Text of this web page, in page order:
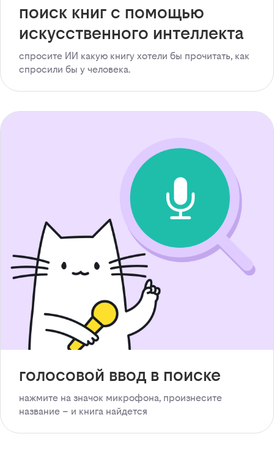
поиск книг с помощью
искусственного интеллекта
спросите ИИ какую книгу хотели бы прочитать, как
спросили бы у человека.
голосовой ввод в поиске
нажмите на значок микрофона, произнесите
название – и книга найдется